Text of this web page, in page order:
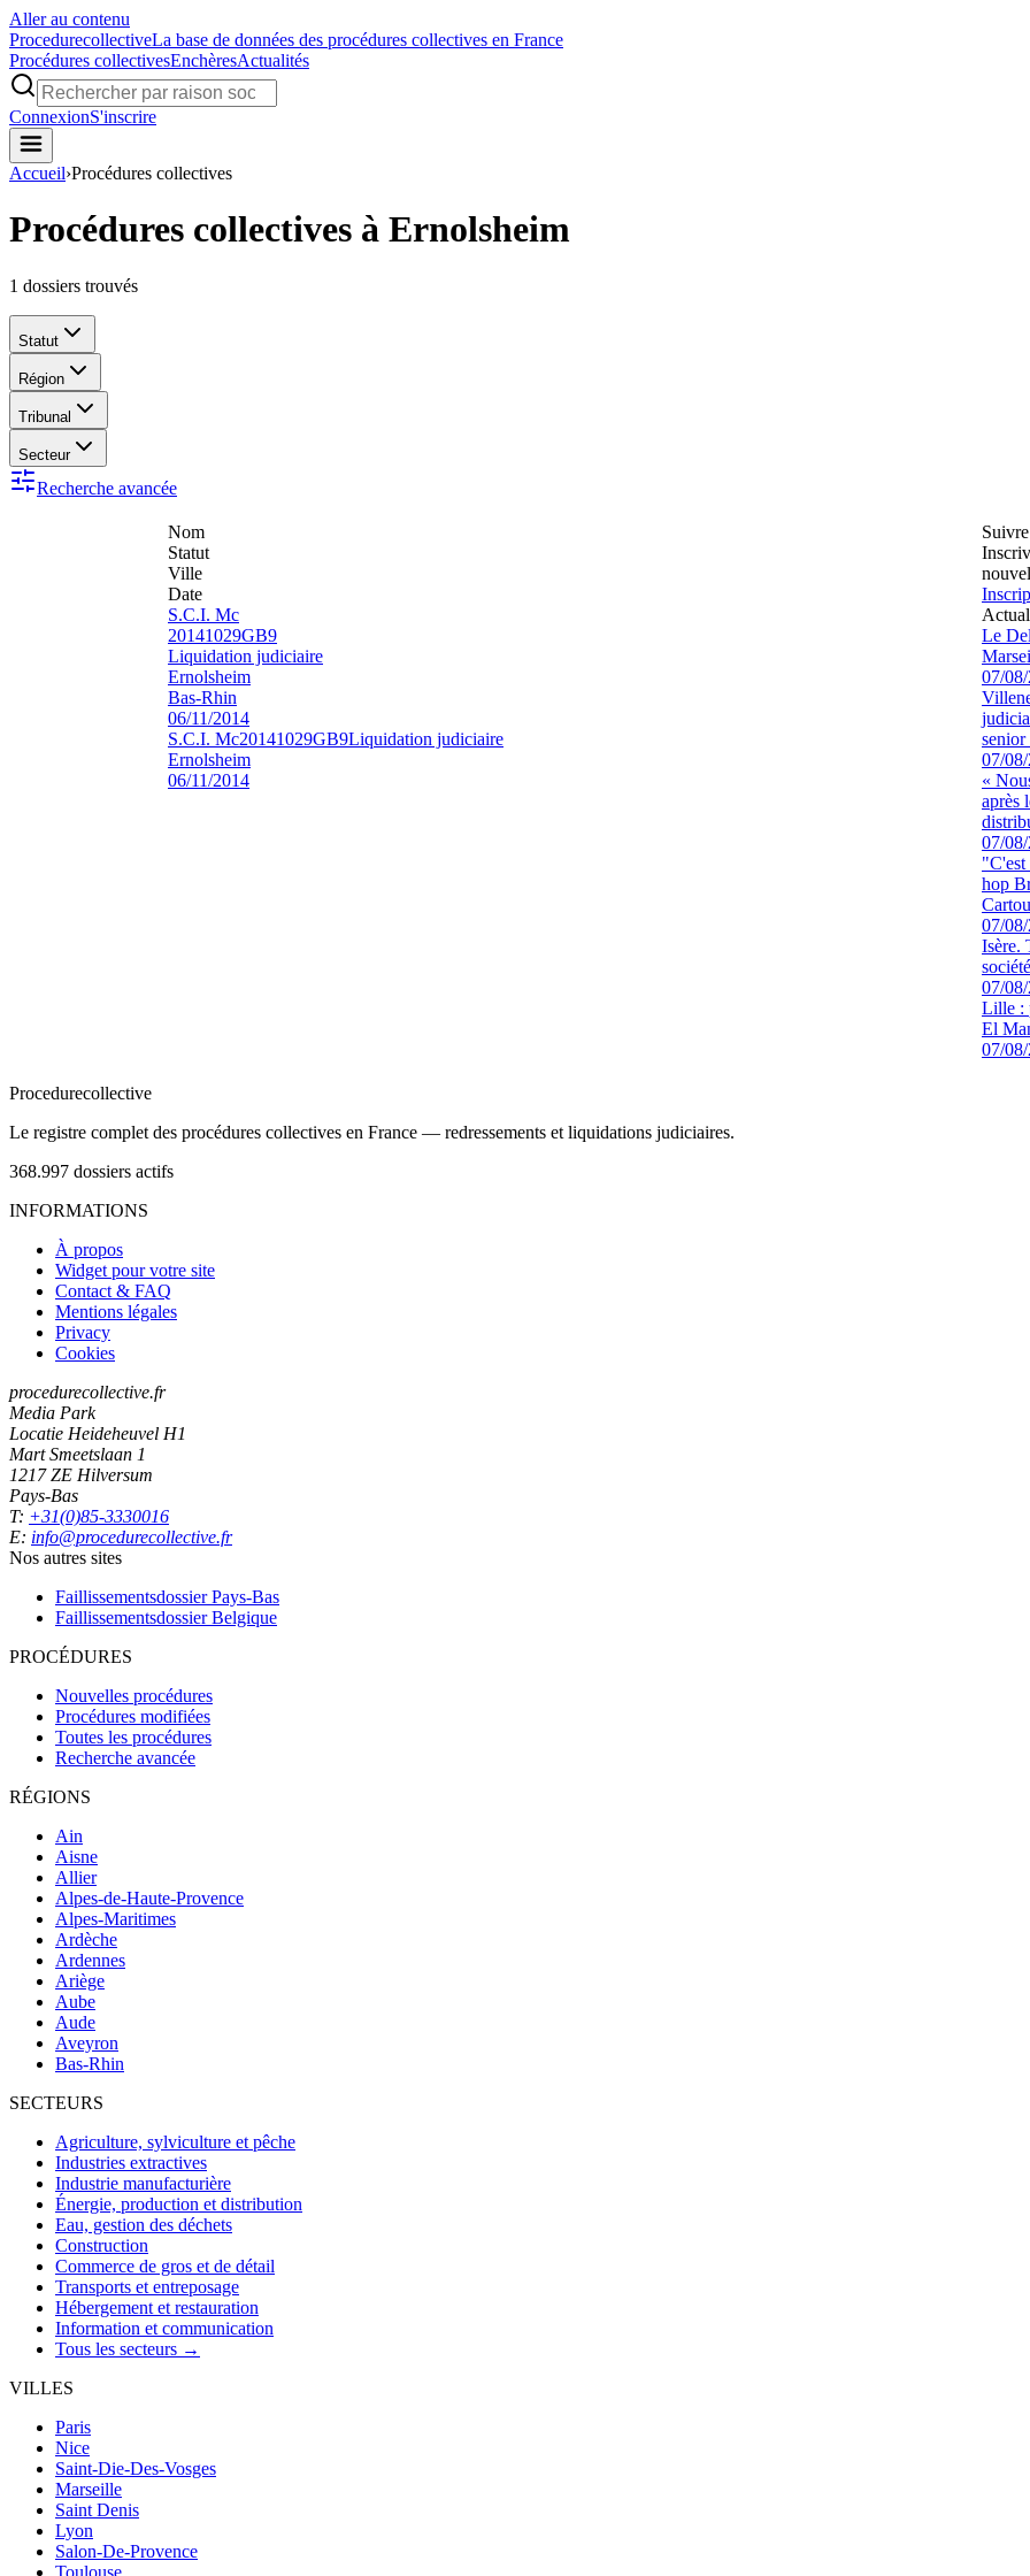
Aller au contenu
ProcedurecollectiveLa base de données des procédures collectives en France
Procédures collectivesEnchèresActualités
ConnexionS'inscrire
Accueil›Procédures collectives
Procédures collectives à Ernolsheim
1 dossiers trouvés
Statut
Région
Tribunal
Secteur
Recherche avancée
Nom
Statut
Ville
Date
S.C.I. Mc
20141029GB9
Liquidation judiciaire
Ernolsheim
Bas-Rhin
06/11/2014
S.C.I. Mc20141029GB9Liquidation judiciaire
Ernolsheim
06/11/2014
Le
07/
07/
«
après
07/
"C'est
hop
07/
Isère.
07/
Lille :
El
07/
Procedurecollective
Le registre complet des procédures collectives en France — redressements et liquidations judiciaires.
368.997 dossiers actifs
INFORMATIONS
À propos
Widget pour votre site
Contact & FAQ
Mentions légales
Privacy
Cookies
procedurecollective.fr
Media Park
Locatie Heideheuvel H1
Mart Smeetslaan 1
1217 ZE Hilversum
Pays-Bas
T: +31(0)85-3330016
E: info@procedurecollective.fr
Nos autres sites
Faillissementsdossier Pays-Bas
Faillissementsdossier Belgique
PROCÉDURES
Nouvelles procédures
Procédures modifiées
Toutes les procédures
Recherche avancée
RÉGIONS
Ain
Aisne
Allier
Alpes-de-Haute-Provence
Alpes-Maritimes
Ardèche
Ardennes
Ariège
Aube
Aude
Aveyron
Bas-Rhin
SECTEURS
Agriculture, sylviculture et pêche
Industries extractives
Industrie manufacturière
Énergie, production et distribution
Eau, gestion des déchets
Construction
Commerce de gros et de détail
Transports et entreposage
Hébergement et restauration
Information et communication
Tous les secteurs →
VILLES
Paris
Nice
Saint-Die-Des-Vosges
Marseille
Saint Denis
Lyon
Salon-De-Provence
Toulouse